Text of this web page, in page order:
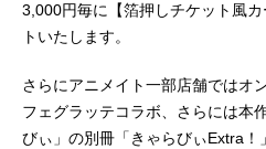
3,000円毎に【箔押しチケット風
トいたします。
さらにアニメイト一部店舗ではオ
フェグラッテコラボ、さらには本
びぃ」の別冊「きゃらびぃExtra！